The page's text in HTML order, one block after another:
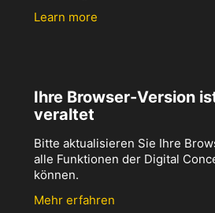
Learn more
Ihre Browser-Version
veraltet
Bitte aktualisieren Sie Ihre
alle Funktionen der Digital
können.
Mehr erfahren